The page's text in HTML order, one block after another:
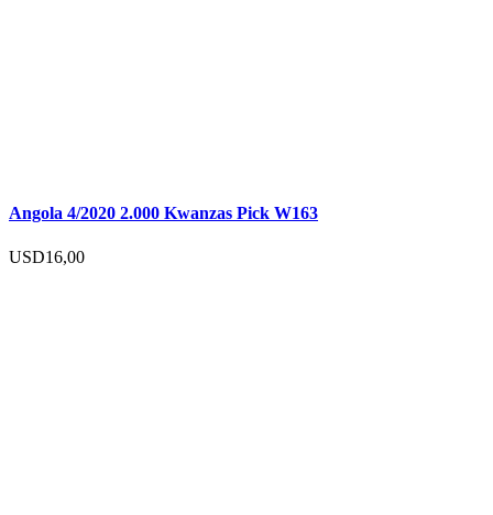
Angola 4/2020 2.000 Kwanzas Pick W163
USD16,00